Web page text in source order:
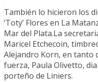
También lo hicieron los
‘Toty’ Flores en La
Mar del Plata.La
Maricel Etchecoin,
Alejandro Korn, en tanto
fuerza, Paula Olivetto,
porteño de Liniers.